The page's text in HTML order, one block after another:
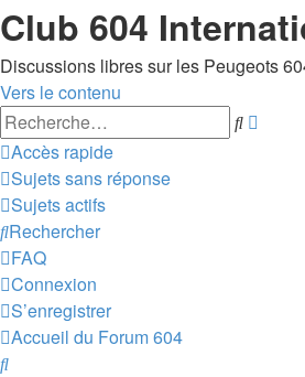
Club 604
Discussions libres sur les Peugeots
Vers le contenu
Accès rapide
Sujets sans réponse
Sujets actifs
Rechercher
FAQ
Connexion
S’enregistrer
Accueil du Forum 604
Rechercher